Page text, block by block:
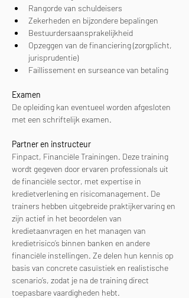
Rangorde van schuldeisers
Zekerheden en bijzondere bepalingen
Bestuurdersaansprakelijkheid
Opzeggen van de financiering (zorgplicht,
jurisprudentie)
Faillissement en surseance van betaling
Examen
De opleiding kan eventueel worden afgesloten
met een schriftelijk examen.
Partner en instructeur
Finpact, Financiële Trainingen. Deze training
wordt gegeven door ervaren professionals uit
de financiële sector, met expertise in
kredietverlening en risicomanagement. De
trainers hebben uitgebreide praktijkervaring en
zijn actief in het beoordelen van
kredietaanvragen en het managen van
kredietrisico’s binnen banken en andere
financiële instellingen. Ze delen hun kennis op
basis van concrete casuïstiek en realistische
scenario’s, zodat je na de training direct
toepasbare vaardigheden hebt.